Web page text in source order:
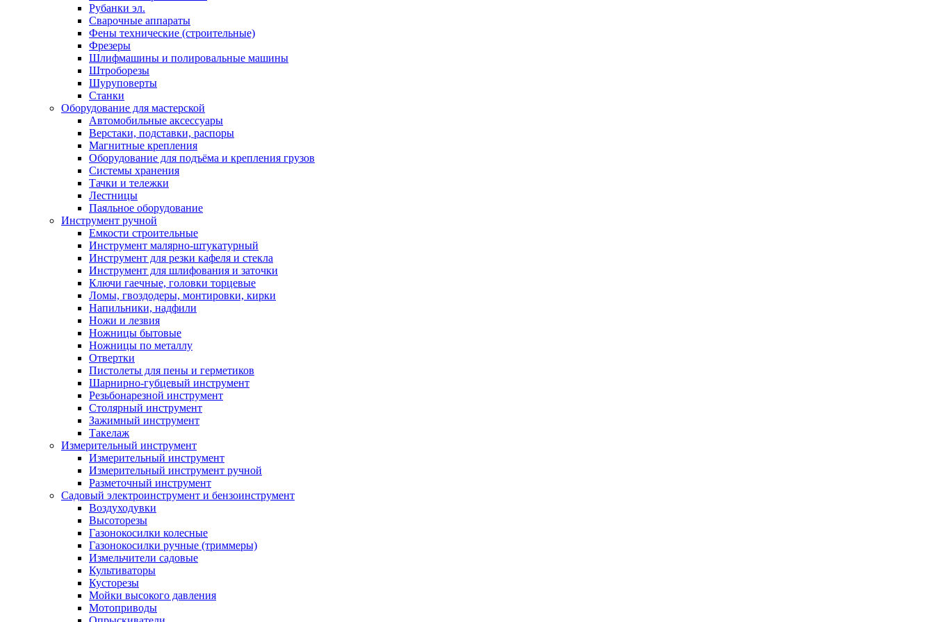
Рубанки эл.
Сварочные аппараты
Фены технические (строительные)
Фрезеры
Шлифмашины и полировальные машины
Штроборезы
Шуруповерты
Станки
Оборудование для мастерской
Автомобильные аксессуары
Верстаки, подставки, распоры
Магнитные крепления
Оборудование для подъёма и крепления грузов
Системы хранения
Тачки и тележки
Лестницы
Паяльное оборудование
Инструмент ручной
Емкости строительные
Инструмент малярно-штукатурный
Инструмент для резки кафеля и стекла
Инструмент для шлифования и заточки
Ключи гаечные, головки торцевые
Ломы, гвоздодеры, монтировки, кирки
Напильники, надфили
Ножи и лезвия
Ножницы бытовые
Ножницы по металлу
Отвертки
Пистолеты для пены и герметиков
Шарнирно-губцевый инструмент
Резьбонарезной инструмент
Столярный инструмент
Зажимный инструмент
Такелаж
Измерительный инструмент
Измерительный инструмент
Измерительный инструмент ручной
Разметочный инструмент
Садовый электроинструмент и бензоинструмент
Воздуходувки
Высоторезы
Газонокосилки колесные
Газонокосилки ручные (триммеры)
Измельчители садовые
Культиваторы
Кусторезы
Мойки высокого давления
Мотоприводы